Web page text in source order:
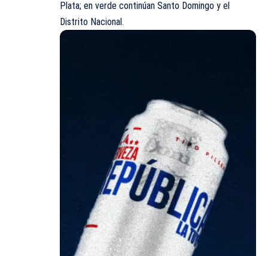
Plata; en verde continúan Santo Domingo y el
Distrito Nacional.